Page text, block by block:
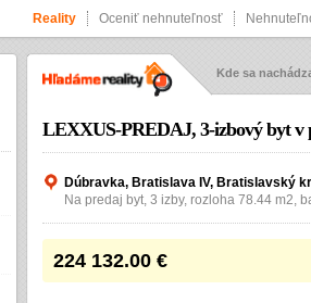
Reality Oceniť nehnuteľnosť
Kde sa
LEXXUS-PREDAJ, 3-izbový byt v
Dúbravka, Bratislava IV, Bratislavský
Na predaj byt, 3 izby, rozloha 78.44 m2,
224 132.00 €